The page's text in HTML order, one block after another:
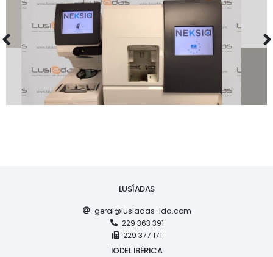
MAQUINA DE CORTE NEKSIA 2018 C/
CENTRALIZADOR
LUSÍADAS
geral@lusiadas-lda.com
229 363 391
229 377 171
IODEL IBÉRICA